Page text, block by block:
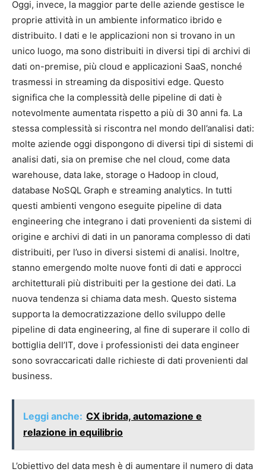
Oggi, invece, la maggior parte delle aziende gestisce le
proprie attività in un ambiente informatico ibrido e
distribuito. I dati e le applicazioni non si trovano in un
unico luogo, ma sono distribuiti in diversi tipi di archivi di
dati on-premise, più cloud e applicazioni SaaS, nonché
trasmessi in streaming da dispositivi edge. Questo
significa che la complessità delle pipeline di dati è
notevolmente aumentata rispetto a più di 30 anni fa. La
stessa complessità si riscontra nel mondo dell’analisi dati:
molte aziende oggi dispongono di diversi tipi di sistemi di
analisi dati, sia on premise che nel cloud, come data
warehouse, data lake, storage o Hadoop in cloud,
database NoSQL Graph e streaming analytics. In tutti
questi ambienti vengono eseguite pipeline di data
engineering che integrano i dati provenienti da sistemi di
origine e archivi di dati in un panorama complesso di dati
distribuiti, per l’uso in diversi sistemi di analisi. Inoltre,
stanno emergendo molte nuove fonti di dati e approcci
architetturali più distribuiti per la gestione dei dati. La
nuova tendenza si chiama data mesh. Questo sistema
supporta la democratizzazione dello sviluppo delle
pipeline di data engineering, al fine di superare il collo di
bottiglia dell’IT, dove i professionisti dei data engineer
sono sovraccaricati dalle richieste di dati provenienti dal
business.
Leggi anche: CX ibrida, automazione e
relazione in equilibrio
L’obiettivo del data mesh è di aumentare il numero di data